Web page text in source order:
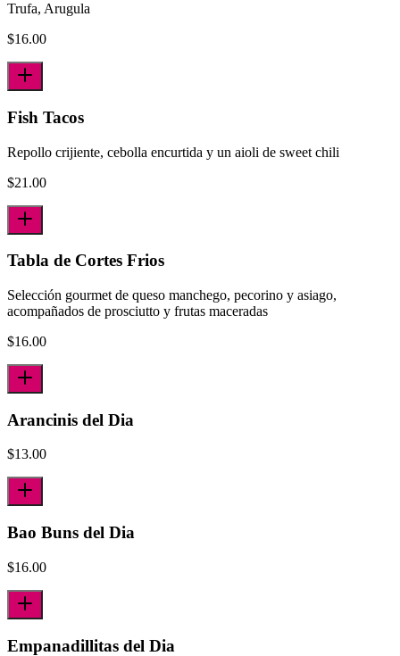
Trufa, Arugula
$16.00
Fish Tacos
Repollo crijiente, cebolla encurtida y un aioli de sweet chili
$21.00
Tabla de Cortes Frios
Selección gourmet de queso manchego, pecorino y asiago,
acompañados de prosciutto y frutas maceradas
$16.00
Arancinis del Dia
$13.00
Bao Buns del Dia
$16.00
Empanadillitas del Dia